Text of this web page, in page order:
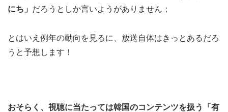
にち」 だろうとしか言いようがありません；
とはいえ例年の動向を見るに、放送自体はきっとあるだろ
うと予想します！
おそらく、視聴に当たっては韓国のコンテンツを扱う「有